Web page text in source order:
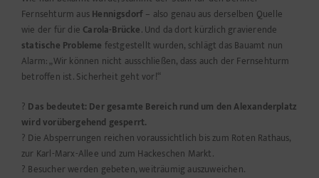
Fernsehturm ausHennigsdorf– also genau aus derselben Quelle
wie der für die Carola-Brücke. Und da dort kürzlich gravierende
statische Probleme festgestellt wurden, schlägt das Bauamt nun
Alarm: „Wir können nicht ausschließen, dass auch der Fernsehturm
betroffen ist. Sicherheit geht vor!“
? Das bedeutet: Der gesamte Bereich rund um den Alexanderplatz
wird vorübergehend gesperrt.
? Die Absperrungen reichen voraussichtlich bis zum Roten Rathaus,
zur Karl-Marx-Allee und zum Hackeschen Markt.
? Besucher werden gebeten, weiträumig auszuweichen.